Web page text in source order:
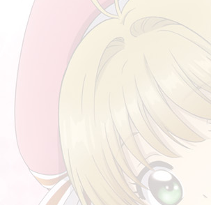
คนที่มีความสุข 有福气的人
ซื้อของในห้างที่จีน
上 ในความหมายอื่น
หนังสือเรียนชั้นประถมของจีน
从现在开始 ตั้งแต่นี้เป็นต้นไป
สอนภาษาไทยให้คนจีน II
ความสุขสูงสุดในชีวิตคือ 人生最幸福的是
三个儿子 เด็กสามคน
สู้ๆ 加油！
สอนภาษาไทยให้คนจีน